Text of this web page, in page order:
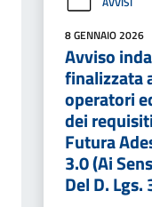
8 GENNAIO 2026
Avviso
finalizzata
operatori
dei
Futura
3.0 (Ai
Del D.